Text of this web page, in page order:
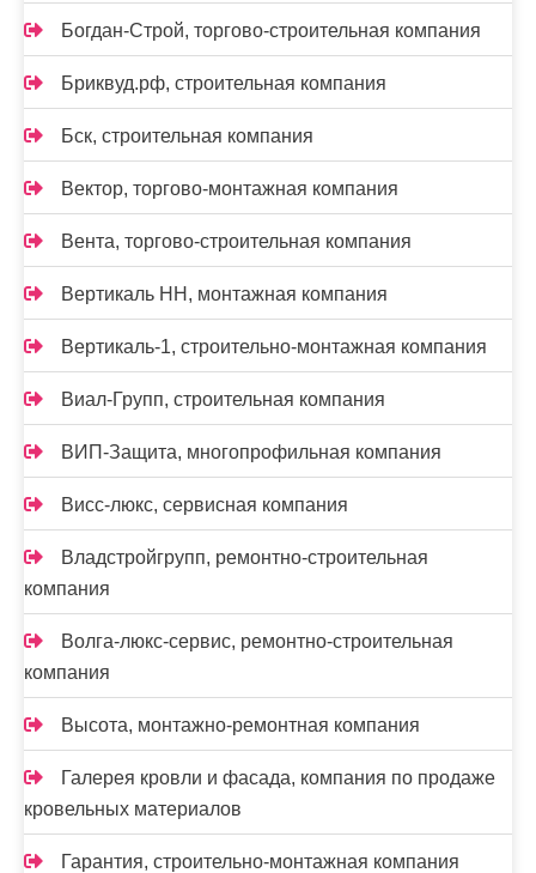
Богдан-Строй, торгово-строительная компания
Бриквуд.рф, строительная компания
Бск, строительная компания
Вектор, торгово-монтажная компания
Вента, торгово-строительная компания
Вертикаль НН, монтажная компания
Вертикаль-1, строительно-монтажная компания
Виал-Групп, строительная компания
ВИП-Защита, многопрофильная компания
Висс-люкс, сервисная компания
Владстройгрупп, ремонтно-строительная
компания
Волга-люкс-сервис, ремонтно-строительная
компания
Высота, монтажно-ремонтная компания
Галерея кровли и фасада, компания по продаже
кровельных материалов
Гарантия, строительно-монтажная компания